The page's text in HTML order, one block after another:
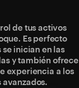
de tus activos
Es perfecto
inician en las
y también ofrece
experiencia a los
avanzados.